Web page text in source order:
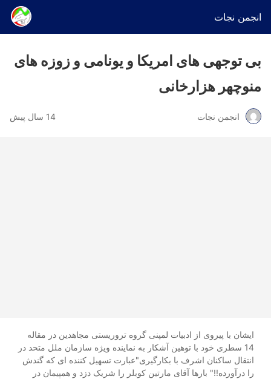
انجمن نجات
بی توجهی های امریکا و یونامی و زوزه های
منوچهر هزارخانی
انجمن نجات 14 سال پیش
ایشان با پیروی از ادبیات لمپنی گروه تروریستی مجاهدین در مقاله
14 سطری خود با توهین آشکار به نماینده ویژه سازمان ملل متحد در
انتقال ساکنان اشرف با بکارگیری"عبارت تسهیل کننده ای که گندش
را درآورده!!" بارها آقای مارتین کوبلر را شریک دزد و همپیمان در